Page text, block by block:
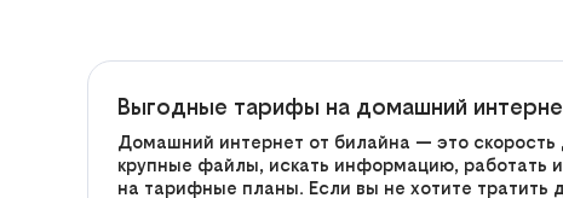
Выгодные тарифы на домашний
Домашний интернет от билайна — это
крупные файлы, искать информацию, работать
на тарифные планы. Если вы не хотите